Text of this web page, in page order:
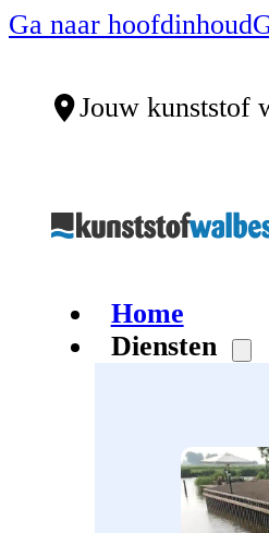
Ga naar hoofdinhoud
Jouw kunststof
Home
Diensten